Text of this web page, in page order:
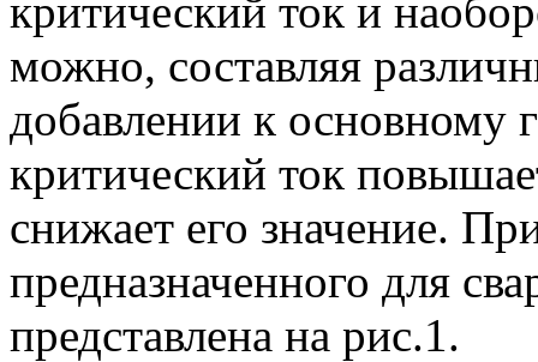
критический ток и
можно, составляя
добавлении к основному
критический ток
снижает его значение.
предназначенного для
представлена на рис.1.